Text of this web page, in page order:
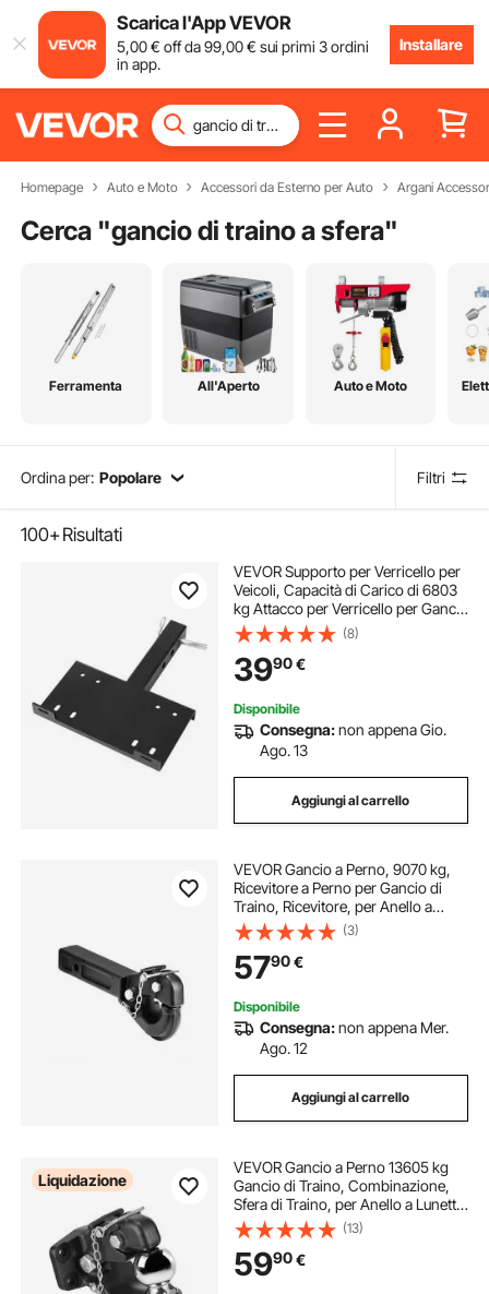
Scarica l'App VEVOR
5,00€ off da99,00€ sui primi 3 ordini
in app.
Installare
Homepage Auto e Moto Accessori da Esterno per Auto Argani
Cerca "gancio di traino a sfera"
Ferramenta All'Aperto Auto e Moto
Ordina per: Popolare Filtri
100+Risultati
VEVOR Supporto per Verricello per
Veicoli, Capacità di Carico di 6803
kg Attacco per Verricello per Gancio
di Traino con Ricevitore da 50,8
mm Design a 2 Fori di Montaggio,
per Pick-Up ATV UTV, Nero
(8)
3990€
Disponibile
Consegna:non appena Gio.
Ago. 13
Aggiungi al carrello
VEVOR Gancio a Perno, 9070 kg,
Ricevitore a Perno per Gancio di
Traino, Ricevitore, per Anello a
Lunetta 6,35-7,62 cm, Adesivi
Fosforescenti, Verniciatura a
Polvere, Nero 370 x 80 x 150 mm
(3)
5790€
Disponibile
Consegna:non appena Mer.
Ago. 12
Aggiungi al carrello
Liquidazione
VEVOR Gancio a Perno 13605 kg
Gancio di Traino, Combinazione,
Sfera di Traino, per Anello a Lunetta
63,5 a 76,2 mm Kit di Montaggio,
Adesivi di Avvertenza
Fosforescenti, Verniciatura a
Polvere Nera
(13)
5990€